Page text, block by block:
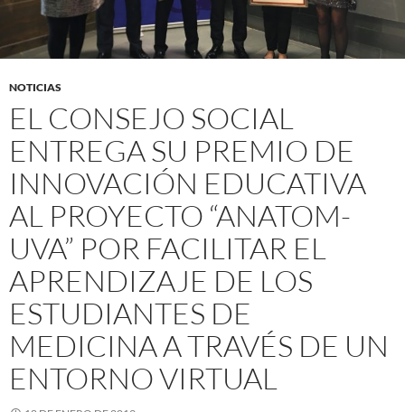
NOTICIAS
EL CONSEJO SOCIAL
ENTREGA SU PREMIO DE
INNOVACIÓN EDUCATIVA
AL PROYECTO “ANATOM-
UVA” POR FACILITAR EL
APRENDIZAJE DE LOS
ESTUDIANTES DE
MEDICINA A TRAVÉS DE UN
ENTORNO VIRTUAL